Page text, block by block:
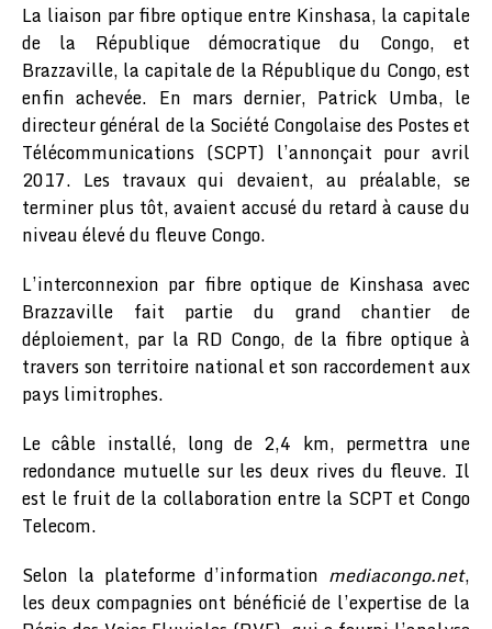
La liaison par fibre optique entre Kinshasa, la capitale
de la République démocratique du Congo, et
Brazzaville, la capitale de la République du Congo, est
enfin achevée. En mars dernier, Patrick Umba, le
directeur général de la Société Congolaise des Postes et
Télécommunications (SCPT) l’annonçait pour avril
2017. Les travaux qui devaient, au préalable, se
terminer plus tôt, avaient accusé du retard à cause du
niveau élevé du fleuve Congo.
L’interconnexion par fibre optique de Kinshasa avec
Brazzaville fait partie du grand chantier de
déploiement, par la RD Congo, de la fibre optique à
travers son territoire national et son raccordement aux
pays limitrophes.
Le câble installé, long de 2,4 km, permettra une
redondance mutuelle sur les deux rives du fleuve. Il
est le fruit de la collaboration entre la SCPT et Congo
Telecom.
Selon la plateforme d’information mediacongo.net,
les deux compagnies ont bénéficié de l’expertise de la